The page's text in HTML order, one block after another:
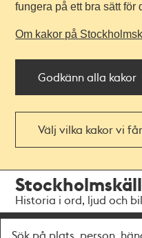
fungera på ett bra sätt för
Om kakor på
Godkänn alla kakor
Välj vilka kakor vi
navigationen
huvudinnehållet
Historia i ord, ljud och